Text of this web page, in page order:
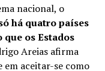
nacional, o
há quatro países
que os Estados
Areias afirma
em aceitar-se como